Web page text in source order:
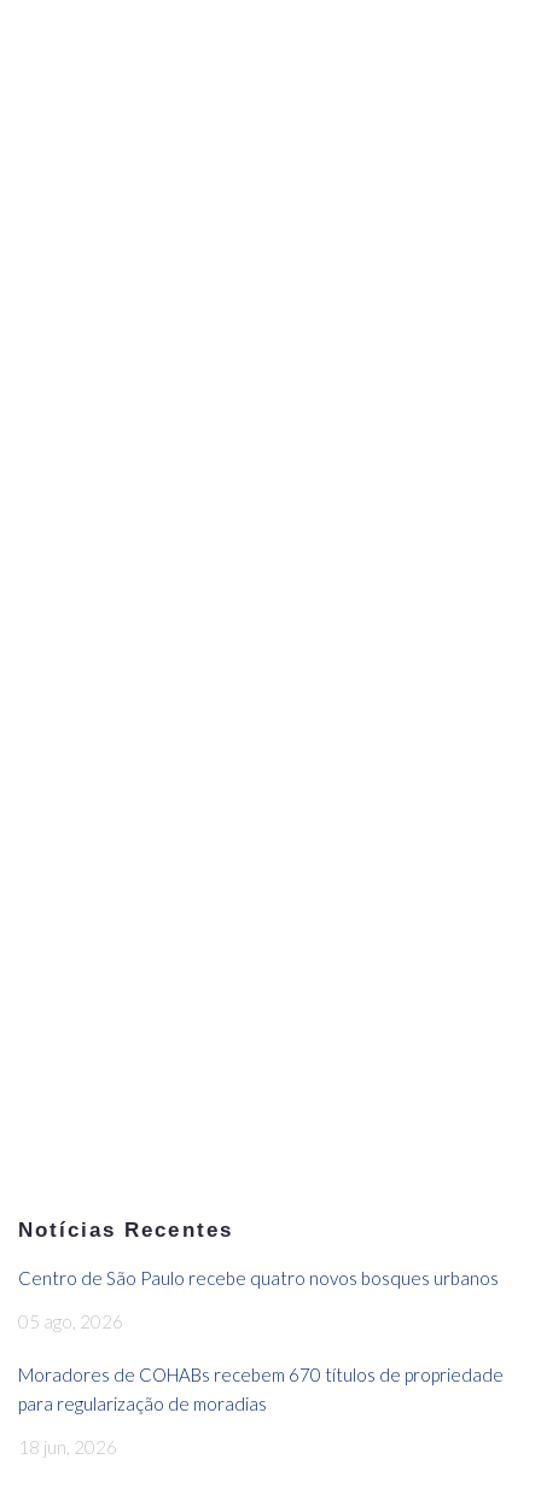
Notícias Recentes
Centro de São Paulo recebe quatro novos bosques urbanos
05 ago, 2026
Moradores de COHABs recebem 670 títulos de propriedade
para regularização de moradias
18 jun, 2026